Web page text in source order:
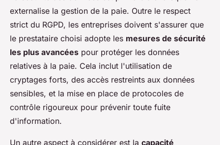
externalise la gestion de la paie. Outre le respect
strict du RGPD, les entreprises doivent s'assurer que
le prestataire choisi adopte les mesures de sécurité
les plus avancées pour protéger les données
relatives à la paie. Cela inclut l'utilisation de
cryptages forts, des accès restreints aux données
sensibles, et la mise en place de protocoles de
contrôle rigoureux pour prévenir toute fuite
d'information.
Un autre aspect à considérer est la capacité